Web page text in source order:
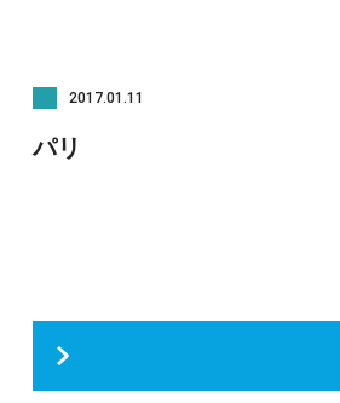
2017.01.11
パリ